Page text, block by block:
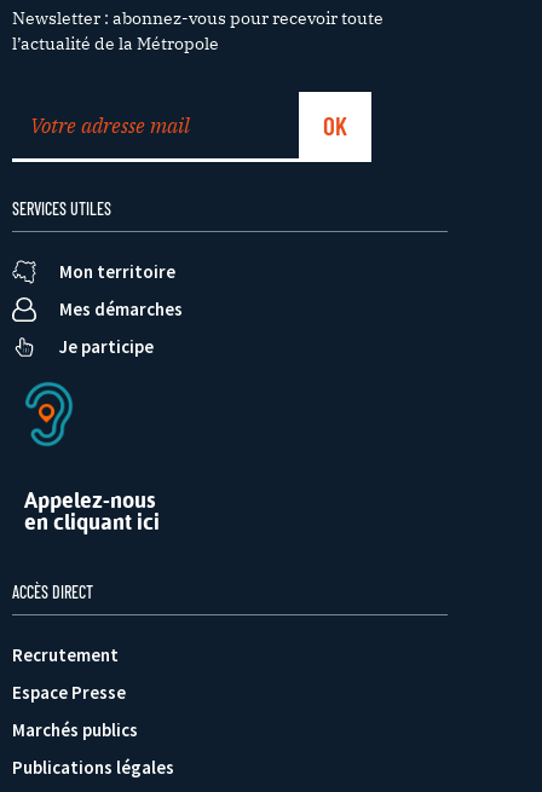
Newsletter : abonnez-vous pour recevoir toute
l’actualité de la Métropole
SERVICES UTILES
Mon territoire
Mes démarches
Je participe
Appelez-nous
en cliquant ici
ACCÈS DIRECT
Recrutement
Espace Presse
Marchés publics
Publications légales